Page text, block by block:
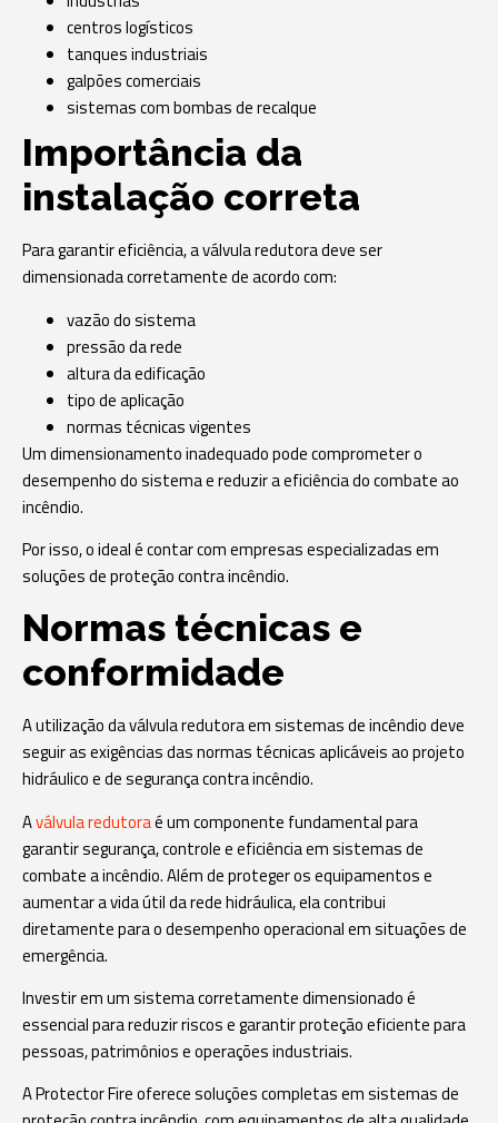
centros logísticos
tanques industriais
galpões comerciais
sistemas com bombas de recalque
Importância da
instalação correta
Para garantir eficiência, a válvula redutora deve ser
dimensionada corretamente de acordo com:
vazão do sistema
pressão da rede
altura da edificação
tipo de aplicação
normas técnicas vigentes
Um dimensionamento inadequado pode comprometer o
desempenho do sistema e reduzir a eficiência do combate ao
incêndio.
Por isso, o ideal é contar com empresas especializadas em
soluções de proteção contra incêndio.
Normas técnicas e
conformidade
A utilização da válvula redutora em sistemas de incêndio deve
seguir as exigências das normas técnicas aplicáveis ao projeto
hidráulico e de segurança contra incêndio.
Aválvula redutoraé um componente fundamental para
garantir segurança, controle e eficiência em sistemas de
combate a incêndio. Além de proteger os equipamentos e
aumentar a vida útil da rede hidráulica, ela contribui
diretamente para o desempenho operacional em situações de
emergência.
Investir em um sistema corretamente dimensionado é
essencial para reduzir riscos e garantir proteção eficiente para
pessoas, patrimônios e operações industriais.
A Protector Fire oferece soluções completas em sistemas de